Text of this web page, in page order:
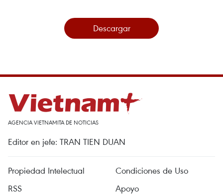
Descargar
AGENCIA VIETNAMITA DE NOTICIAS
Editor en jefe: TRAN TIEN DUAN
Propiedad Intelectual
Condiciones de Uso
RSS
Apoyo